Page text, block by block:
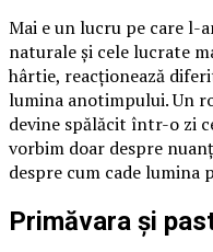
Mai e un lucru pe care l-
naturale și cele lucrate
hârtie, reacționează
lumina anotimpului. Un
devine spălăcit într-o zi
vorbim doar despre
despre cum cade lumina
Primăvara și